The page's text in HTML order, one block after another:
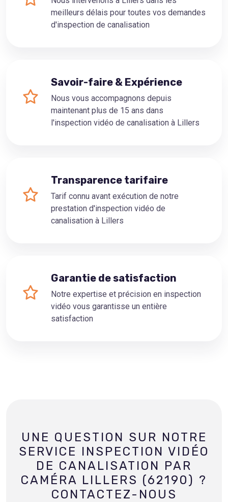
meilleurs délais pour toutes vos demandes
d'inspection de canalisation
Savoir-faire & Expérience
Nous vous accompagnons depuis
maintenant plus de 15 ans dans
l'inspection vidéo de canalisation à Lillers
Transparence tarifaire
Tarif connu avant exécution de notre
prestation d'inspection vidéo de
canalisation à Lillers
Garantie de satisfaction
Notre expertise et précision en inspection
vidéo vous garantisse un entière
satisfaction
UNE QUESTION SUR NOTRE
SERVICE INSPECTION VIDÉO
DE CANALISATION PAR
CAMÉRA LILLERS (62190) ?
CONTACTEZ-NOUS